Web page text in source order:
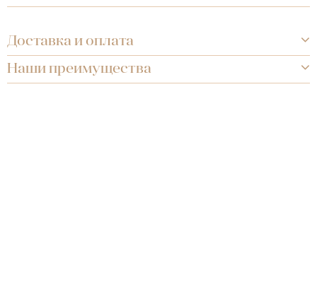
Доставка и оплата
Наши преимущества